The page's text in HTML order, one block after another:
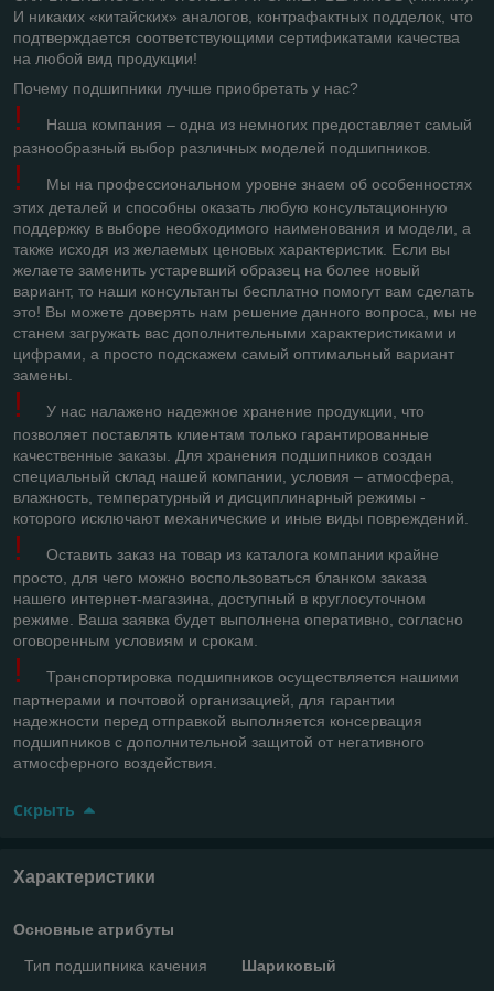
И никаких «китайских» аналогов, контрафактных подделок, что
подтверждается соответствующими сертификатами качества
на любой вид продукции!
Почему подшипники лучше приобретать у нас?
!
Наша компания – одна из немногих предоставляет самый
разнообразный выбор различных моделей подшипников.
!
Мы на профессиональном уровне знаем об особенностях
этих деталей и способны оказать любую консультационную
поддержку в выборе необходимого наименования и модели, а
также исходя из желаемых ценовых характеристик. Если вы
желаете заменить устаревший образец на более новый
вариант, то наши консультанты бесплатно помогут вам сделать
это! Вы можете доверять нам решение данного вопроса, мы не
станем загружать вас дополнительными характеристиками и
цифрами, а просто подскажем самый оптимальный вариант
замены.
!
У нас налажено надежное хранение продукции, что
позволяет поставлять клиентам только гарантированные
качественные заказы. Для хранения подшипников создан
специальный склад нашей компании, условия – атмосфера,
влажность, температурный и дисциплинарный режимы -
которого исключают механические и иные виды повреждений.
!
Оставить заказ на товар из каталога компании крайне
просто, для чего можно воспользоваться бланком заказа
нашего интернет-магазина, доступный в круглосуточном
режиме. Ваша заявка будет выполнена оперативно, согласно
оговоренным условиям и срокам.
!
Транспортировка подшипников осуществляется нашими
партнерами и почтовой организацией, для гарантии
надежности перед отправкой выполняется консервация
подшипников с дополнительной защитой от негативного
атмосферного воздействия.
Скрыть
Характеристики
Основные атрибуты
Тип подшипника качения
Шариковый